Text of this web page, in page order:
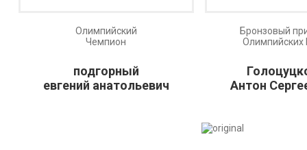
Олимпийский
Чемпион
подгорный
евгений анатольевич
Бронзовый
Олимпийских
Антон